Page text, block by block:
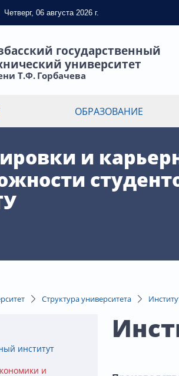
Четверг, 06 августа 2026 г.
государственный
университет
Т.Ф. Горбачева
ОБРАЗОВАНИЕ
и
Структура университета
институт
и